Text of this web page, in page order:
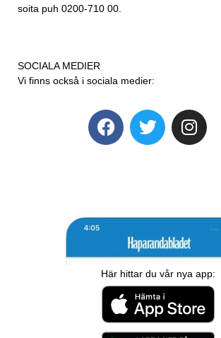
soita puh 0200-710 00.
SOCIALA MEDIER
Vi finns också i sociala medier:
Här hittar du vår nya app: